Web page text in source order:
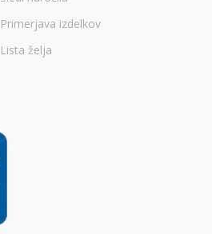
Primerjava izdelkov
Lista želja